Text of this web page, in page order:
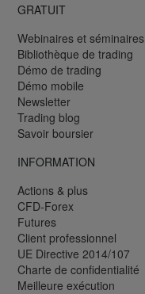
GRATUIT
Webinaires et séminaires
Bibliothèque de trading
Démo de trading
Démo mobile
Newsletter
Trading blog
Savoir boursier
INFORMATION
Actions & plus
CFD-Forex
Futures
Client professionnel
UE Directive 2014/107
Charte de confidentialité
Meilleure exécution